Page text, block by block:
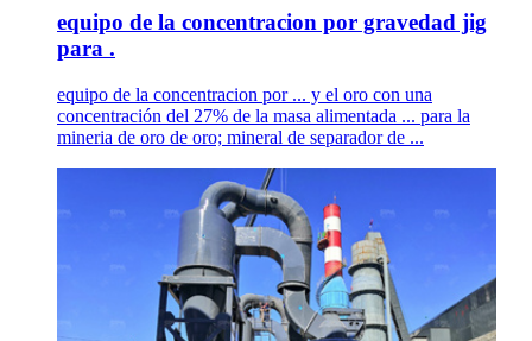
equipo de la concentracion por gravedad jig
para .
equipo de la concentracion por ... y el oro con una
concentración del 27% de la masa alimentada ... para la
mineria de oro de oro; mineral de separador de ...